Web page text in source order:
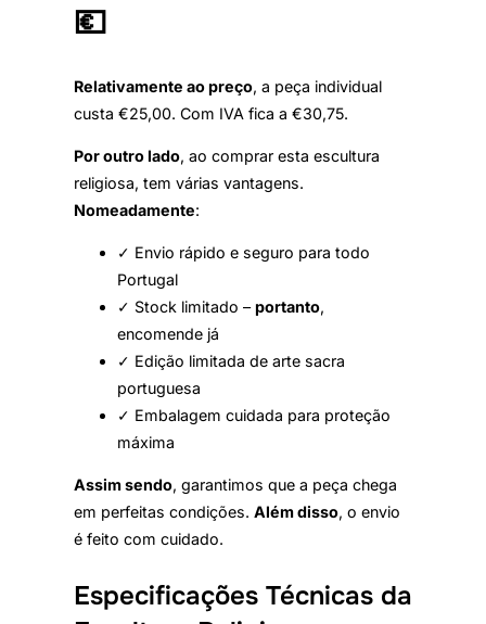
💶
Relativamente ao preço, a peça individual
custa €25,00. Com IVA fica a €30,75.
Por outro lado, ao comprar esta escultura
religiosa, tem várias vantagens.
Nomeadamente:
✓ Envio rápido e seguro para todo
Portugal
✓ Stock limitado –portanto,
encomende já
✓ Edição limitada de arte sacra
portuguesa
✓ Embalagem cuidada para proteção
máxima
Assim sendo, garantimos que a peça chega
em perfeitas condições. Além disso, o envio
é feito com cuidado.
Especificações Técnicas da